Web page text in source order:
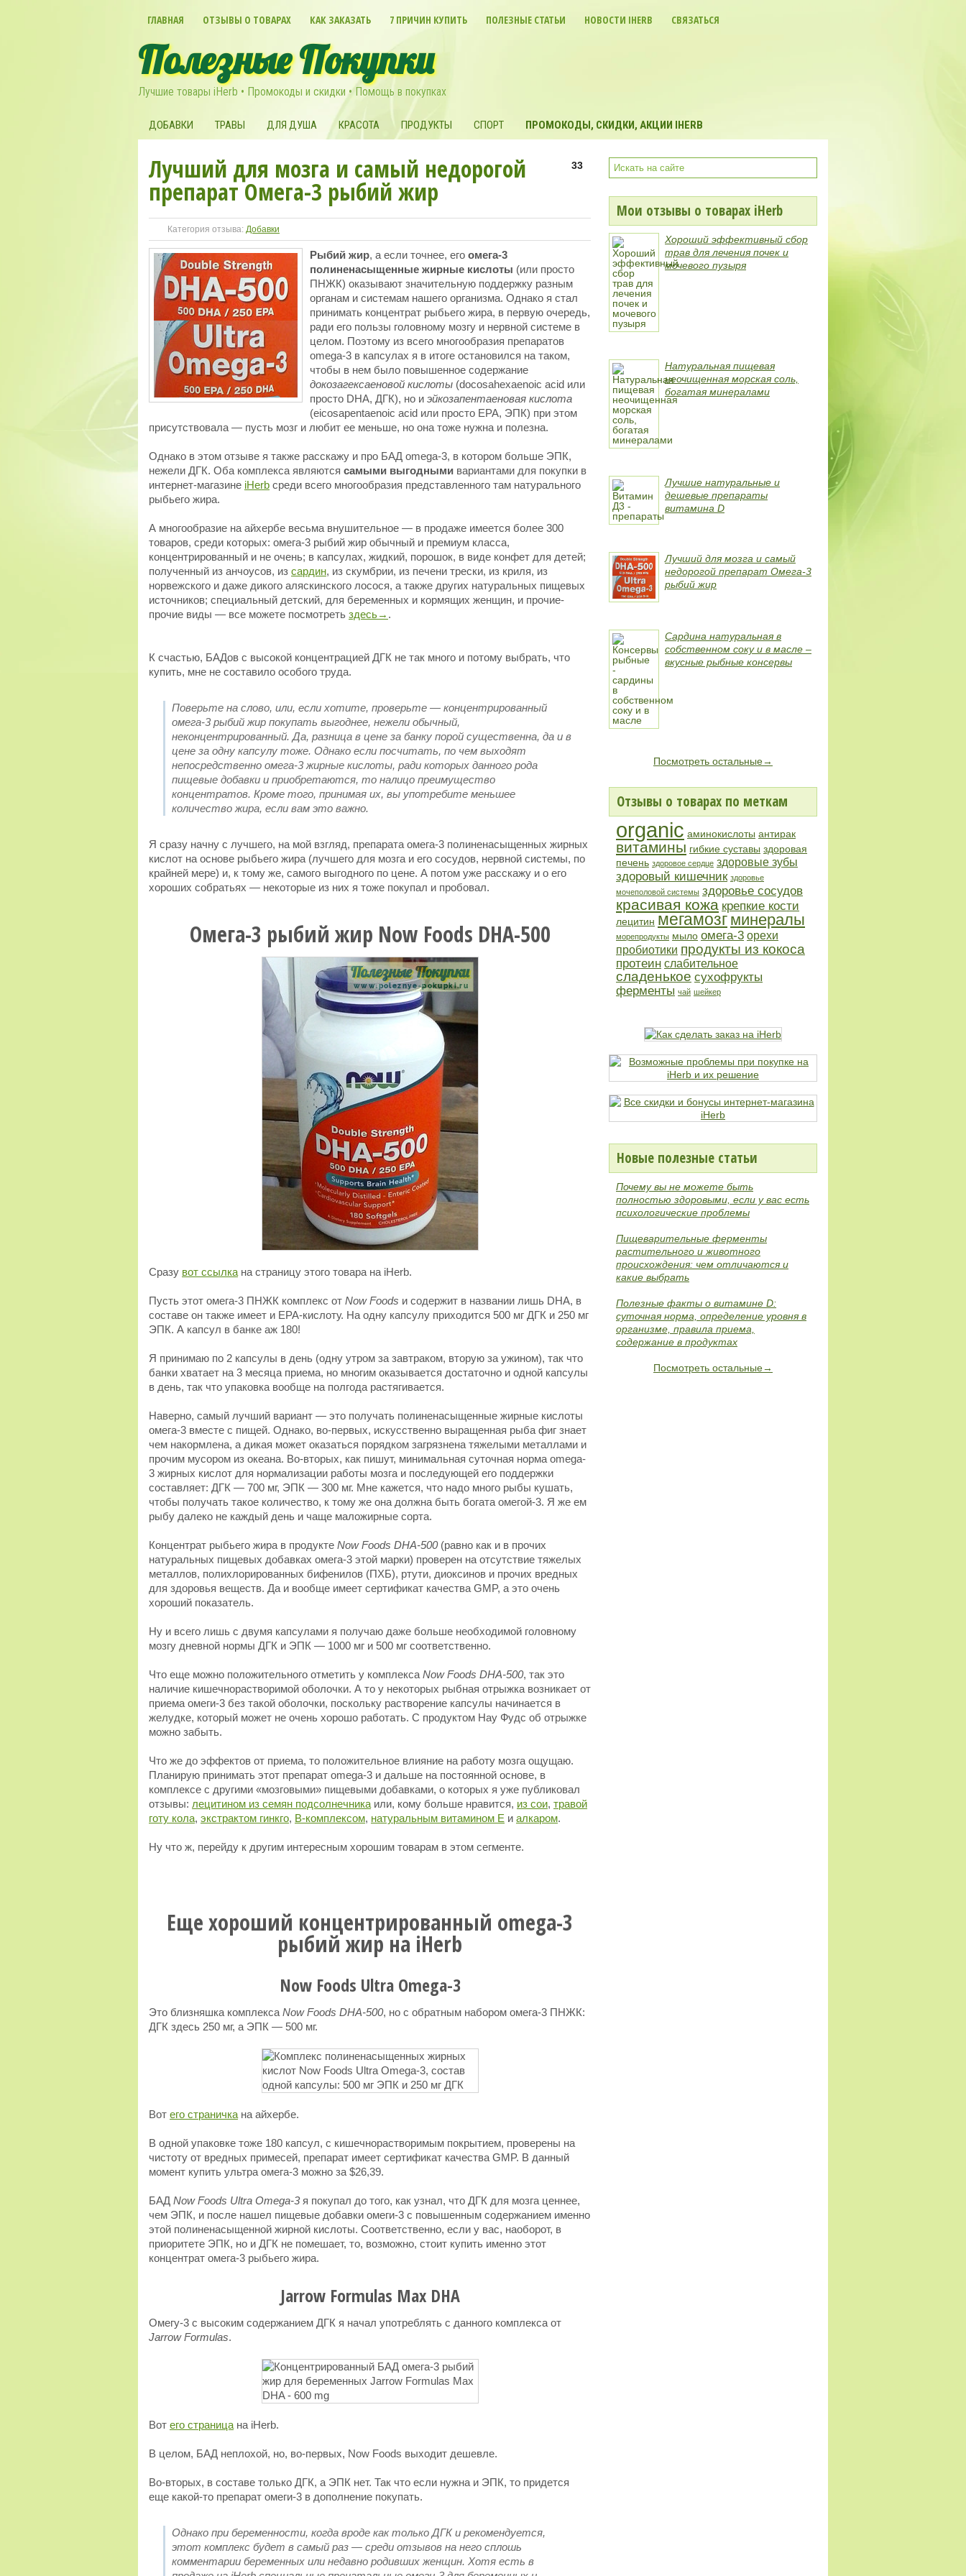
ГЛАВНАЯ ОТЗЫВЫ О ТОВАРАХ КАК ЗАКАЗАТЬ 7 ПРИЧИН КУПИТЬ ПОЛЕЗНЫЕ СТАТЬИ НОВОСТИ IHERB СВЯЗАТЬСЯ
Полезные Покупки
Лучшие товары iHerb • Промокоды и скидки • Помощь в покупках
ДОБАВКИ ТРАВЫ ДЛЯ ДУША КРАСОТА ПРОДУКТЫ СПОРТ ПРОМОКОДЫ, СКИДКИ, АКЦИИ IHERB
33
Лучший для мозга и самый недорогой
препарат Омега-3 рыбий жир
Категория отзыва: Добавки
Рыбий жир, а если точнее, его омега-3
полиненасыщенные жирные кислоты (или просто
ПНЖК) оказывают значительную поддержку разным
органам и системам нашего организма. Однако я стал
принимать концентрат рыбьего жира, в первую очередь,
ради его пользы головному мозгу и нервной системе в
целом. Поэтому из всего многообразия препаратов
omega-3 в капсулах я в итоге остановился на таком,
чтобы в нем было повышенное содержание
докозагексаеновой кислоты (docosahexaenoic acid или
просто DHA, ДГК), но и эйкозапентаеновая кислота
(eicosapentaenoic acid или просто EPA, ЭПК) при этом
присутствовала — пусть мозг и любит ее меньше, но она тоже нужна и полезна.
Однако в этом отзыве я также расскажу и про БАД omega-3, в котором больше ЭПК,
нежели ДГК. Оба комплекса являются самыми выгодными вариантами для покупки в
интернет-магазине iHerb среди всего многообразия представленного там натурального
рыбьего жира.
А многообразие на айхербе весьма внушительное — в продаже имеется более 300
товаров, среди которых: омега-3 рыбий жир обычный и премиум класса,
концентрированный и не очень; в капсулах, жидкий, порошок, в виде конфет для детей;
полученный из анчоусов, из сардин, из скумбрии, из печени трески, из криля, из
норвежского и даже дикого аляскинского лосося, а также других натуральных пищевых
источников; специальный детский, для беременных и кормящих женщин, и прочие-
прочие виды — все можете посмотреть здесь→ .
К счастью, БАДов с высокой концентрацией ДГК не так много и потому выбрать, что
купить, мне не составило особого труда.
Поверьте на слово, или, если хотите, проверьте — концентрированный
омега-3 рыбий жир покупать выгоднее, нежели обычный,
неконцентрированный. Да, разница в цене за банку порой существенна, да и в
цене за одну капсулу тоже. Однако если посчитать, по чем выходят
непосредственно омега-3 жирные кислоты, ради которых данного рода
пищевые добавки и приобретаются, то налицо преимущество
концентратов. Кроме того, принимая их, вы употребите меньшее
количество жира, если вам это важно.
Я сразу начну с лучшего, на мой взгляд, препарата омега-3 полиненасыщенных жирных
кислот на основе рыбьего жира (лучшего для мозга и его сосудов, нервной системы, по
крайней мере) и, к тому же, самого выгодного по цене. А потом уже расскажу и о его
хороших собратьях — некоторые из них я тоже покупал и пробовал.
Омега-3 рыбий жир Now Foods DHA-500
Сразу вот ссылка на страницу этого товара на iHerb.
Пусть этот омега-3 ПНЖК комплекс от Now Foods и содержит в названии лишь DHA, в
составе он также имеет и EPA-кислоту. На одну капсулу приходится 500 мг ДГК и 250 мг
ЭПК. А капсул в банке аж 180!
Я принимаю по 2 капсулы в день (одну утром за завтраком, вторую за ужином), так что
банки хватает на 3 месяца приема, но многим оказывается достаточно и одной капсулы
в день, так что упаковка вообще на полгода растягивается.
Наверно, самый лучший вариант — это получать полиненасыщенные жирные кислоты
омега-3 вместе с пищей. Однако, во-первых, искусственно выращенная рыба фиг знает
чем накормлена, а дикая может оказаться порядком загрязнена тяжелыми металлами и
прочим мусором из океана. Во-вторых, как пишут, минимальная суточная норма omega-
3 жирных кислот для нормализации работы мозга и последующей его поддержки
составляет: ДГК — 700 мг, ЭПК — 300 мг. Мне кажется, что надо много рыбы кушать,
чтобы получать такое количество, к тому же она должна быть богата омегой-3. Я же ем
рыбу далеко не каждый день и чаще маложирные сорта.
Концентрат рыбьего жира в продукте Now Foods DHA-500(равно как и в прочих
натуральных пищевых добавках омега-3 этой марки) проверен на отсутствие тяжелых
металлов, полихлорированных бифенилов (ПХБ), ртути, диоксинов и прочих вредных
для здоровья веществ. Да и вообще имеет сертификат качества GMP, а это очень
хороший показатель.
Ну и всего лишь с двумя капсулами я получаю даже больше необходимой головному
мозгу дневной нормы ДГК и ЭПК — 1000 мг и 500 мг соответственно.
Что еще можно положительного отметить у комплекса Now Foods DHA-500, так это
наличие кишечнорастворимой оболочки. А то у некоторых рыбная отрыжка возникает от
приема омеги-3 без такой оболочки, поскольку растворение капсулы начинается в
желудке, который может не очень хорошо работать. С продуктом Нау Фудс об отрыжке
можно забыть.
Что же до эффектов от приема, то положительное влияние на работу мозга ощущаю.
Планирую принимать этот препарат omega-3 и дальше на постоянной основе, в
комплексе с другими «мозговыми» пищевыми добавками, о которых я уже публиковал
отзывы: лецитином из семян подсолнечника или, кому больше нравится, из сои, травой
готу кола, экстрактом гинкго, В-комплексом, натуральным витамином E и алкаром.
Ну что ж, перейду к другим интересным хорошим товарам в этом сегменте.
Еще хороший концентрированный omega-3
рыбий жир на iHerb
Now Foods Ultra Omega-3
Это близняшка комплекса Now Foods DHA-500, но с обратным набором омега-3 ПНЖК:
ДГК здесь 250 мг, а ЭПК — 500 мг.
Вот его страничка на айхербе.
В одной упаковке тоже 180 капсул, с кишечнорастворимым покрытием, проверены на
чистоту от вредных примесей, препарат имеет сертификат качества GMP. В данный
момент купить ультра омега-3 можно за $26,39.
БАД Now Foods Ultra Omega-3я покупал до того, как узнал, что ДГК для мозга ценнее,
чем ЭПК, и после нашел пищевые добавки омеги-3 с повышенным содержанием именно
этой полиненасыщенной жирной кислоты. Соответственно, если у вас, наоборот, в
приоритете ЭПК, но и ДГК не помешает, то, возможно, стоит купить именно этот
концентрат омега-3 рыбьего жира.
Jarrow Formulas Max DHA
Омегу-3 с высоким содержанием ДГК я начал употреблять с данного комплекса от
Jarrow Formulas.
Вот его страница на iHerb.
В целом, БАД неплохой, но, во-первых, Now Foods выходит дешевле.
Во-вторых, в составе только ДГК, а ЭПК нет. Так что если нужна и ЭПК, то придется
еще какой-то препарат омеги-3 в дополнение покупать.
Однако при беременности, когда вроде как только ДГК и рекомендуется,
этот комплекс будет в самый раз — среди отзывов на него сплошь
комментарии беременных или недавно родивших женщин. Хотя есть в
Мои отзывы о товарах iHerb
Хороший эффективный сбор
трав для лечения почек и
мочевого пузыря
Натуральная пищевая
неочищенная морская соль,
богатая минералами
Лучшие натуральные и
дешевые препараты
витамина D
Лучший для мозга и самый
недорогой препарат Омега-3
рыбий жир
Сардина натуральная в
собственном соку и в масле –
вкусные рыбные консервы
Посмотреть остальные→
Отзывы о товарах по меткам
organic аминокислоты антирак
витамины гибкие суставы здоровая
печень здоровое сердце здоровые зубы
здоровый кишечник здоровье
мочеполовой системы здоровье сосудов
красивая кожа крепкие кости
лецитин мегамозг минералы
морепродукты мыло омега-3 орехи
пробиотики продукты из кокоса
протеин слабительное
сладенькое сухофрукты
ферменты чай шейкер
Новые полезные статьи
Почему вы не можете быть
полностью здоровыми, если у вас есть
психологические проблемы
Пищеварительные ферменты
растительного и животного
происхождения: чем отличаются и
какие выбрать
Полезные факты о витамине D:
суточная норма, определение уровня в
организме, правила приема,
содержание в продуктах
Посмотреть остальные→